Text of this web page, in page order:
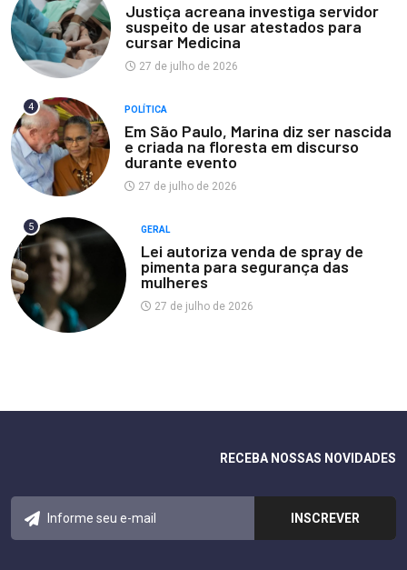
Justiça acreana investiga servidor
suspeito de usar atestados para
cursar Medicina
27 de julho de 2026
4 POLÍTICA
Em São Paulo, Marina diz ser nascida
e criada na floresta em discurso
durante evento
27 de julho de 2026
5 GERAL
Lei autoriza venda de spray de
pimenta para segurança das
mulheres
27 de julho de 2026
RECEBA NOSSAS NOVIDADES